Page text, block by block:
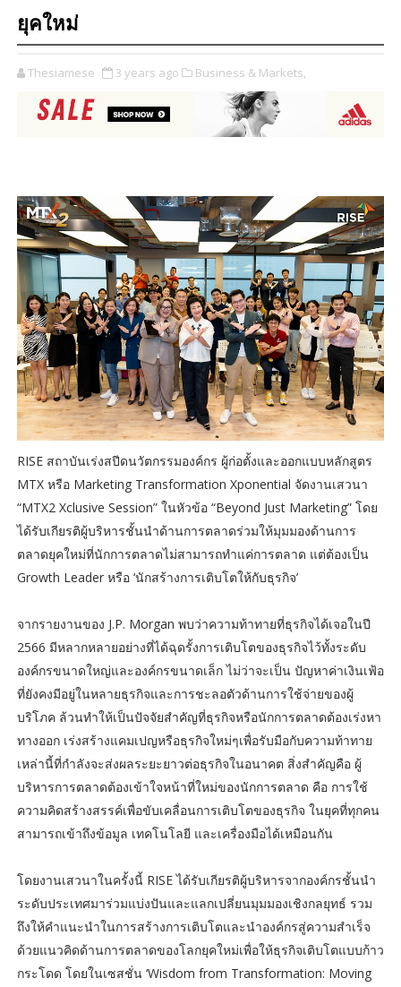
ยุคใหม่
Thesiamese 3 years ago Business & Markets,
RISE สถาบันเร่งสปีดนวัตกรรมองค์กร ผู้ก่อตั้งและออกแบบหลักสูตร
MTX หรือ Marketing Transformation Xponential จัดงานเสวนา
“MTX2 Xclusive Session” ในหัวข้อ “Beyond Just Marketing” โดย
ได้รับเกียรติผู้บริหารชั้นนำด้านการตลาดร่วมให้มุมมองด้านการ
ตลาดยุคใหม่ที่นักการตลาดไม่สามารถทำแค่การตลาด แต่ต้องเป็น
Growth Leader หรือ ‘นักสร้างการเติบโตให้กับธุรกิจ’
จากรายงานของ J.P. Morgan พบว่าความท้าทายที่ธุรกิจได้เจอในปี
2566 มีหลากหลายอย่างที่ได้ฉุดรั้งการเติบโตของธุรกิจไว้ทั้งระดับ
องค์กรขนาดใหญ่และองค์กรขนาดเล็ก ไม่ว่าจะเป็น ปัญหาค่าเงินเฟ้อ
ที่ยังคงมีอยู่ในหลายธุรกิจและการชะลอตัวด้านการใช้จ่ายของผู้
บริโภค ล้วนทำให้เป็นปัจจัยสำคัญที่ธุรกิจหรือนักการตลาดต้องเร่งหา
ทางออก เร่งสร้างแคมเปญหรือธุรกิจใหม่ๆเพื่อรับมือกับความท้าทาย
เหล่านี้ที่กำลังจะส่งผลระยะยาวต่อธุรกิจในอนาคต สิ่งสำคัญคือ ผู้
บริหารการตลาดต้องเข้าใจหน้าที่ใหม่ของนักการตลาด คือ การใช้
ความคิดสร้างสรรค์เพื่อขับเคลื่อนการเติบโตของธุรกิจ ในยุคที่ทุกคน
สามารถเข้าถึงข้อมูล เทคโนโลยี และเครื่องมือได้เหมือนกัน
โดยงานเสวนาในครั้งนี้ RISE ได้รับเกียรติผู้บริหารจากองค์กรชั้นนำ
ระดับประเทศมาร่วมแบ่งปันและแลกเปลี่ยนมุมมองเชิงกลยุทธ์ รวม
ถึงให้คำแนะนำในการสร้างการเติบโตและนำองค์กรสู่ความสำเร็จ
ด้วยแนวคิดด้านการตลาดของโลกยุคใหม่เพื่อให้ธุรกิจเติบโตแบบก้าว
กระโดด โดยในเซสชั่น ‘Wisdom from Transformation: Moving